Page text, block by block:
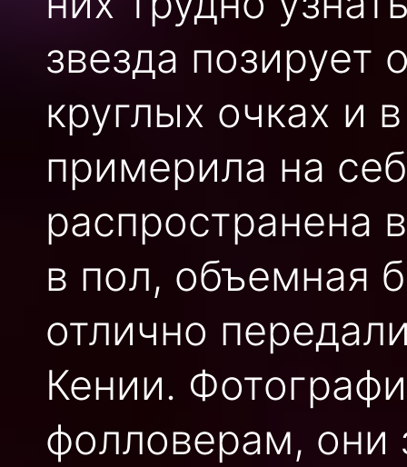
звезда позирует
круглых очках и
примерила на
распространена
в пол, объемная
отлично
Кении.
фолловерам, они